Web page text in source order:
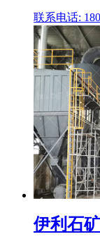
联系电话:
伊利石